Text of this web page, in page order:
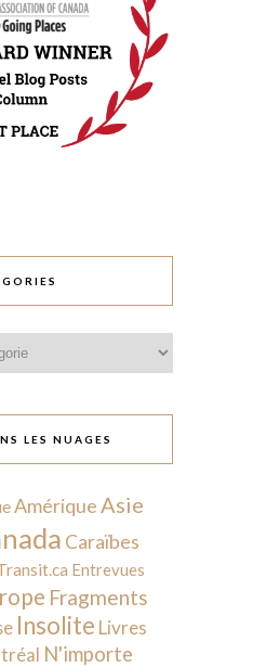
LES NUAGES
Amérique Asie
Caraïbes
Entrevues
Fragments
Insolite Livres
N'importe